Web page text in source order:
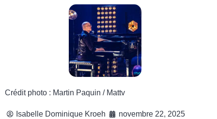
Crédit photo : Martin Paquin / Mattv
Isabelle Dominique Kroeh
novembre 22, 2025